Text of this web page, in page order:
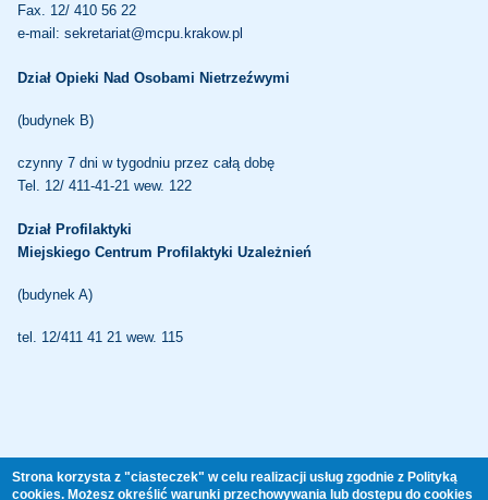
Fax. 12/ 410 56 22
e-mail: sekretariat@mcpu.krakow.pl
Dział Opieki Nad Osobami Nietrzeźwymi
(budynek B)
czynny 7 dni w tygodniu przez całą dobę
Tel. 12/ 411-41-21 wew. 122
Dział Profilaktyki
Miejskiego Centrum Profilaktyki Uzależnień
(budynek A)
tel. 12/411 41 21 wew. 115
Strona korzysta z "ciasteczek" w celu realizacji usług zgodnie z Polityką
cookies. Możesz określić warunki przechowywania lub dostępu do cookies